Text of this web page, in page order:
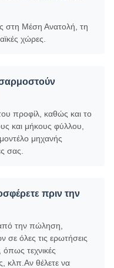
στη Μέση Ανατολή, τη
χώρες.
προφίλ, καθώς και το
και μήκους φύλλου,
μηχανής
σας.
πριν την
την πώληση,
όλες τις ερωτήσεις
τεχνικές
κλπ.Αν θέλετε να